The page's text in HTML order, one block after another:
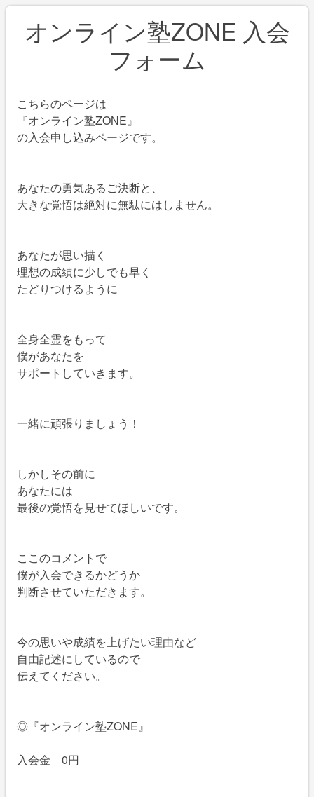
オンライン塾ZONE 入会
フォーム
こちらのページは
『オンライン塾ZONE』
の入会申し込みページです。
あなたの勇気あるご決断と、
大きな覚悟は絶対に無駄にはしません。
あなたが思い描く
理想の成績に少しでも早く
たどりつけるように
全身全霊をもって
僕があなたを
サポートしていきます。
一緒に頑張りましょう！
しかしその前に
あなたには
最後の覚悟を見せてほしいです。
ここのコメントで
僕が入会できるかどうか
判断させていただきます。
今の思いや成績を上げたい理由など
自由記述にしているので
伝えてください。
◎『オンライン塾ZONE』
入会金 0円